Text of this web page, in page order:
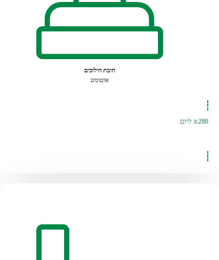
תיבת הילוכים
אוטומט
₪280ליום